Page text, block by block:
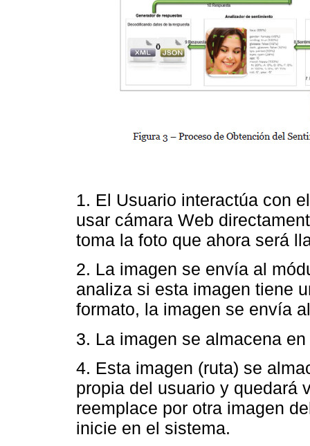
1. El Usuario interactúa con
usar cámara Web
toma la foto que ahora será
2. La imagen se envía al
analiza si esta imagen tiene
formato, la imagen se envía
3. La imagen se almacena
4. Esta imagen (ruta) se
propia del usuario y quedará
reemplace por otra imagen
inicie en el sistema.